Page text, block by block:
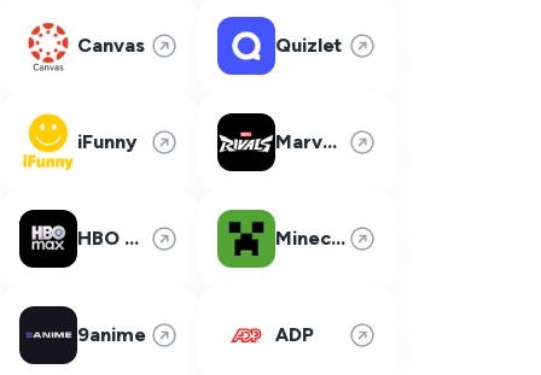
Canvas Quizlet
iFunny Marvel Rivals
HBO Max Minecraft
9anime ADP